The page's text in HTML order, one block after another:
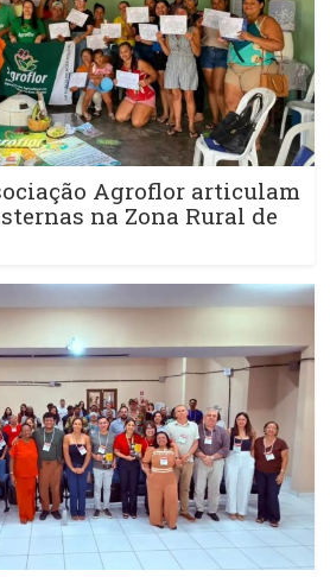
Agroflor articulam
na Zona Rural de